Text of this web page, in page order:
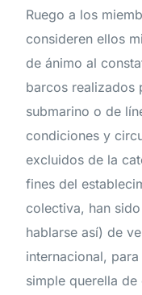
Ruego a los
consideren ellos
de ánimo al
barcos realizados
submarino o de
condiciones y
excluidos de la
fines del
colectiva, han
hablarse así) de
internacional,
simple querella